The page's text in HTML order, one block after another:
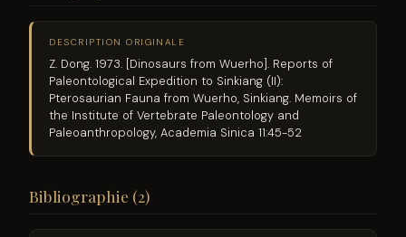
DESCRIPTION ORIGINALE
Z. Dong. 1973. [Dinosaurs from Wuerho]. Reports of
Paleontological Expedition to Sinkiang (II):
Pterosaurian Fauna from Wuerho, Sinkiang. Memoirs of
the Institute of Vertebrate Paleontology and
Paleoanthropology, Academia Sinica 11:45-52
Bibliographie (2)